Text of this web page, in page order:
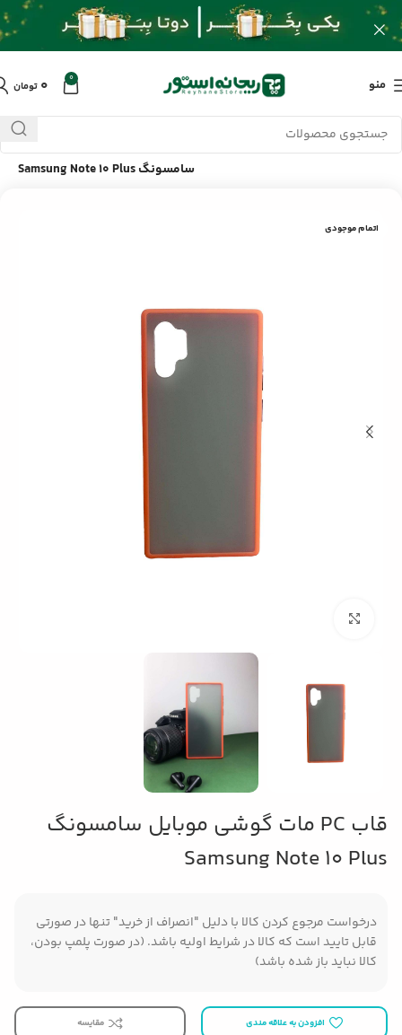
منو 0 ۰ تومان
خانه/محصولات/لوازم جانبی موبایل/
قاب PC مات گوشی موبایل
سامسونگ Samsung Note 10 Plus
اتمام موجودی
قاب PC مات گوشی موبایل سامسونگ
Samsung Note 10 Plus
درخواست مرجوع کردن کالا با دلیل "انصراف از خرید" تنها در صورتی
قابل تایید است که کالا در شرایط اولیه باشد. (در صورت پلمپ بودن،
کالا نباید باز شده باشد)
افزودن به علاقه مندی مقایسه